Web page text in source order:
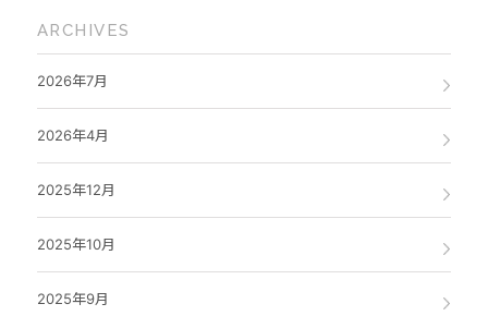
ARCHIVES
2026年7月
2026年4月
2025年12月
2025年10月
2025年9月